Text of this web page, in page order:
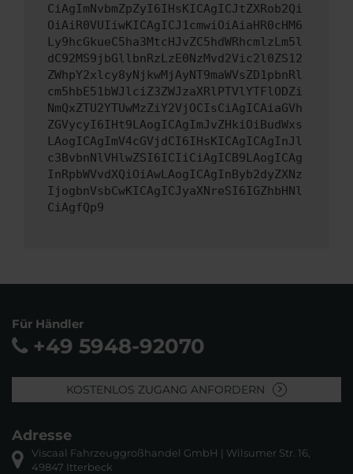
CiAgImNvbmZpZyI6IHsKICAgICJtZXRob2Qi
OiAiR0VUIiwKICAgICJ1cmwiOiAiaHR0cHM6
Ly9hcGkueC5ha3MtcHJvZC5hdWRhcmlzLm5l
dC92MS9jbGllbnRzLzE0NzMvd2Vic2l0ZS12
ZWhpY2xlcy8yNjkwMjAyNT9maWVsZD1pbnRl
cm5hbE51bWJlciZ3ZWJzaXRlPTVlYTFlODZi
NmQxZTU2YTUwMzZiY2VjOCIsCiAgICAiaGVh
ZGVycyI6IHt9LAogICAgImJvZHkiOiBudWxs
LAogICAgImV4cGVjdCI6IHsKICAgICAgInJl
c3BvbnNlVHlwZSI6ICIiCiAgICB9LAogICAg
InRpbWVvdXQiOiAwLAogICAgInByb2dyZXNz
IjogbnVsbCwKICAgICJyaXNreSI6IGZhbHNl
CiAgfQp9
Für Händler
+49 5948-92070
KOSTENLOS ZUGANG ANFORDERN
Adresse
Viscaal Fahrzeuggroßhandel GmbH | Wilsumer Str. 16,
49847 Itterbeck